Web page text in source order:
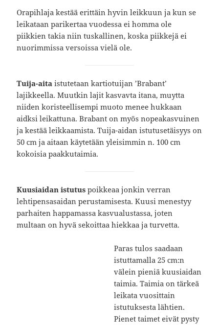
Orapihlaja kestää erittäin hyvin leikkuun ja kun se
leikataan parikertaa vuodessa ei homma ole
piikkien takia niin tuskallinen, koska piikkejä ei
nuorimmissa versoissa vielä ole.
Tuija-aita istutetaan kartiotuijan ’Brabant’
lajikkeella. Muutkin lajit kasvavta itana, muytta
niiden koristeellisempi muoto menee hukkaan
aidksi leikattuna. Brabant on myös nopeakasvuinen
ja kestää leikkaamista. Tuija-aidan istutusetäisyys on
50 cm ja aitaan käytetään yleisimmin n. 100 cm
kokoisia paakkutaimia.
Kuusiaidan istutus poikkeaa jonkin verran
lehtipensasaidan perustamisesta. Kuusi menestyy
parhaiten happamassa kasvualustassa, joten
multaan on hyvä sekoittaa hiekkaa ja turvetta.
Paras tulos saadaan
istuttamalla 25 cm:n
välein pieniä kuusiaidan
taimia. Taimia on tärkeä
leikata vuosittain
istutuksesta lähtien.
Pienet taimet eivät pysty